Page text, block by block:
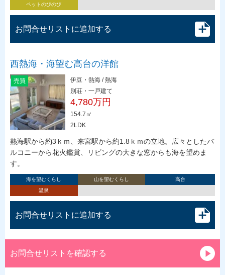
ペットのびのび
お問合せリストに追加する
西熱海・海望む高台の洋館
売買
伊豆・熱海 / 熱海
別荘・一戸建て
4,780万円
154.7㎡
2LDK
熱海駅から約3ｋｍ、来宮駅から約1.8ｋｍの立地。広々としたバ
ルコニーから花火鑑賞、リビングの大きな窓からも海を望めま
す。
海を望むくらし 山を望むくらし
高台
温泉
お問合せリストに追加する
お問合せリストを確認する